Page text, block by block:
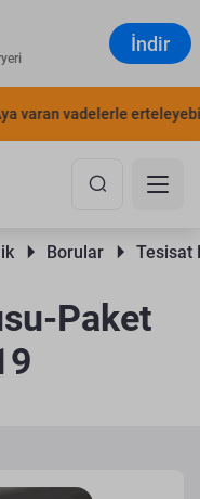
İndir
varan vadelerle
Borular Tesisat
Paket